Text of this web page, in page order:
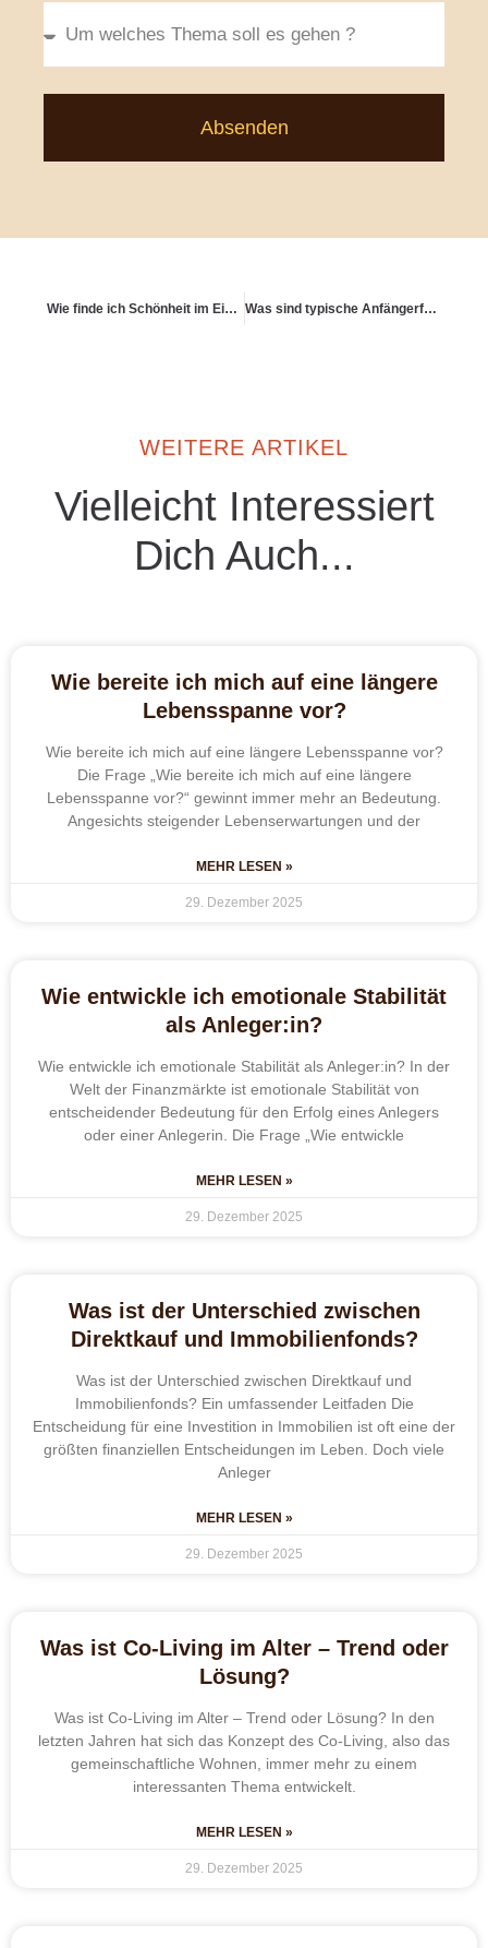
Absenden
Wie finde ich Schönheit im Einfachen – auch finanziell? Was sind typische Anfängerfehler bei Kapitalanlagen?
WEITERE ARTIKEL
Vielleicht Interessiert
Dich Auch...
Wie bereite ich mich auf eine längere
Lebensspanne vor?
Wie bereite ich mich auf eine längere Lebensspanne vor?
Die Frage „Wie bereite ich mich auf eine längere
Lebensspanne vor?“ gewinnt immer mehr an Bedeutung.
Angesichts steigender Lebenserwartungen und der
MEHR LESEN »
29. Dezember 2025
Wie entwickle ich emotionale Stabilität
als Anleger:in?
Wie entwickle ich emotionale Stabilität als Anleger:in? In der
Welt der Finanzmärkte ist emotionale Stabilität von
entscheidender Bedeutung für den Erfolg eines Anlegers
oder einer Anlegerin. Die Frage „Wie entwickle
MEHR LESEN »
29. Dezember 2025
Was ist der Unterschied zwischen
Direktkauf und Immobilienfonds?
Was ist der Unterschied zwischen Direktkauf und
Immobilienfonds? Ein umfassender Leitfaden Die
Entscheidung für eine Investition in Immobilien ist oft eine der
größten finanziellen Entscheidungen im Leben. Doch viele
Anleger
MEHR LESEN »
29. Dezember 2025
Was ist Co-Living im Alter – Trend oder
Lösung?
Was ist Co-Living im Alter – Trend oder Lösung? In den
letzten Jahren hat sich das Konzept des Co-Living, also das
gemeinschaftliche Wohnen, immer mehr zu einem
interessanten Thema entwickelt.
MEHR LESEN »
29. Dezember 2025